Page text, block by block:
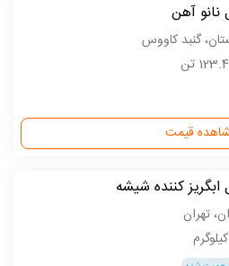
نانو آهن
گنبد کاووس
تن
قیمت
کننده شیشه
تهران